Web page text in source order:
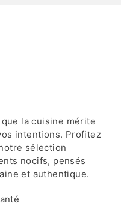
la cuisine mérite
intentions. Profitez
sélection
nocifs, pensés
et authentique.